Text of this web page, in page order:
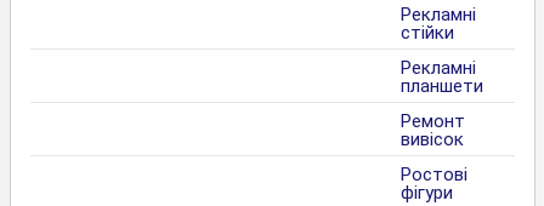
Рекламні
стійки
Рекламні
планшети
Ремонт
вивісок
Ростові
фігури